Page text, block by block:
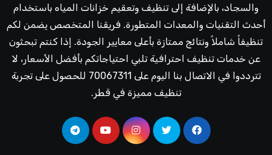
والسجاد، بالإضافة إلى تنظيف وتعقيم خزانات المياه باستخدام
أحدث التقنيات والمعدات المتطورة. فريقنا المتخصص يضمن لكم
تنظيفاً شاملاً ونتائج ممتازة بأعلى معايير الجودة. إذا كنتم تبحثون
عن خدمات تنظيف احترافية تلبي احتياجاتكم بأفضل الأسعار، لا
تترددوا في الاتصال بنا اليوم على 70067311 للحصول على تجربة
تنظيف مميزة في قطر.